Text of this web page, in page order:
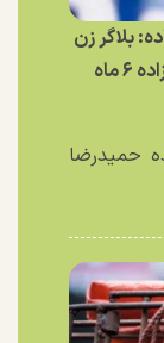
بلاگر زن
طعمه کشاندن مداح به قرار مرگ/ رجب زاده ۶ ماه
حمیدرضا